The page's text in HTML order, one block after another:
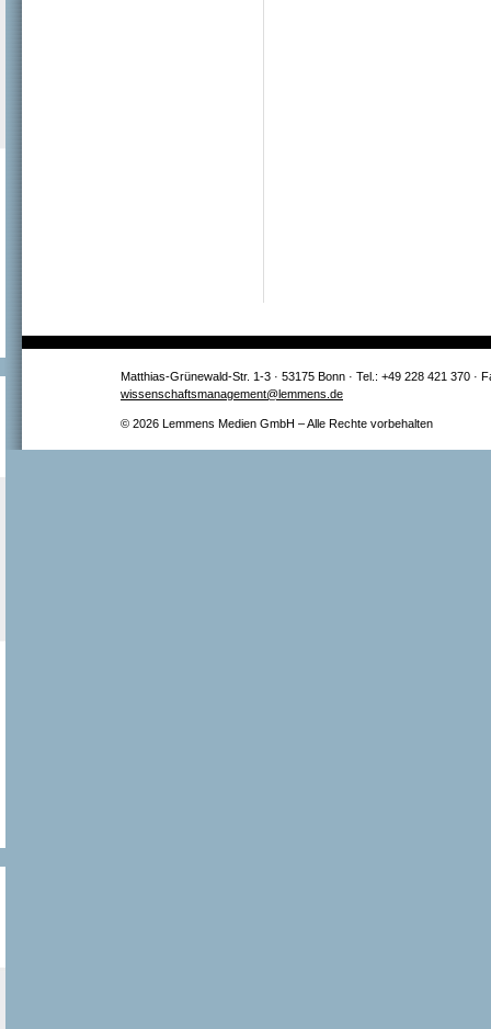
Matthias-Grünewald-Str. 1-3 · 53175 Bonn · Tel.: +49 228 421 370 ·
wissenschaftsmanagement@lemmens.de
© 2026 Lemmens Medien GmbH – Alle Rechte vorbehalten